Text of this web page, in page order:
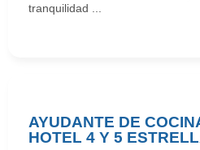
tranquilidad ...
AYUDANTE DE
HOTEL 4 Y 5